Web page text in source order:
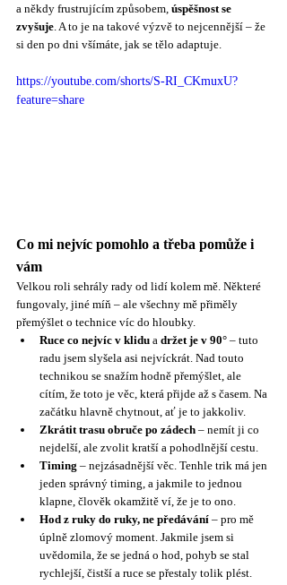
a někdy frustrujícím způsobem, úspěšnost se
zvyšuje . A to je na takové výzvě to nejcennější – že
si den po dni všímáte, jak se tělo adaptuje.
https://youtube.com/shorts/S-RI_CKmuxU?
feature=share
Co mi nejvíc pomohlo a třeba pomůže i
vám
Velkou roli sehrály rady od lidí kolem mě. Některé
fungovaly, jiné míň – ale všechny mě přiměly
přemýšlet o technice víc do hloubky.
Ruce co nejvíc v klidu a držet je v 90° – tuto
radu jsem slyšela asi nejvíckrát. Nad touto
technikou se snažím hodně přemýšlet, ale
cítím, že toto je věc, která přijde až s časem. Na
začátku hlavně chytnout, ať je to jakkoliv.
Zkrátit trasu obruče po zádech – nemít ji co
nejdelší, ale zvolit kratší a pohodlnější cestu.
Timing – nejzásadnější věc. Tenhle trik má jen
jeden správný timing, a jakmile to jednou
klapne, člověk okamžitě ví, že je to ono.
Hod z ruky do ruky, ne předávání – pro mě
úplně zlomový moment. Jakmile jsem si
uvědomila, že se jedná o hod, pohyb se stal
rychlejší, čistší a ruce se přestaly tolik plést.